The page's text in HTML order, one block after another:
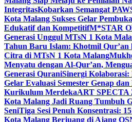
IntegritasKobarkan Semangat
Kota Malang Sukses Gelar
Edukatif dan KompetitifM*STAR
Generasi Unggul MTsN 1 Kota
Tahun Baru Islam: Khotmil Qur’an
Citra di MTsN 1 Kota Malang
Menyatu dengan Al-Qur’an,
Generasi QuraniSinergi
Gelar Evaluasi Semester Genap
Kurikulum MerdekaART SPECTA
Kota Malang Jadi Ruang Tumbuh
SeniTiga Sesi Penuh Konsentrasi:
Kota Malang Berjuang di Ajang